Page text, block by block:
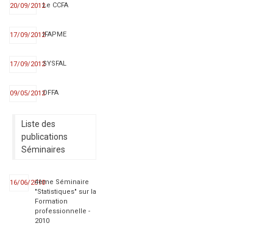
20/09/2012Le CCFA
17/09/2012IFAPME
17/09/2012SYSFAL
09/05/2012OFFA
Liste des
publications
Séminaires
16/06/20104ème Séminaire
"Statistiques" sur la
Formation
professionnelle -
2010